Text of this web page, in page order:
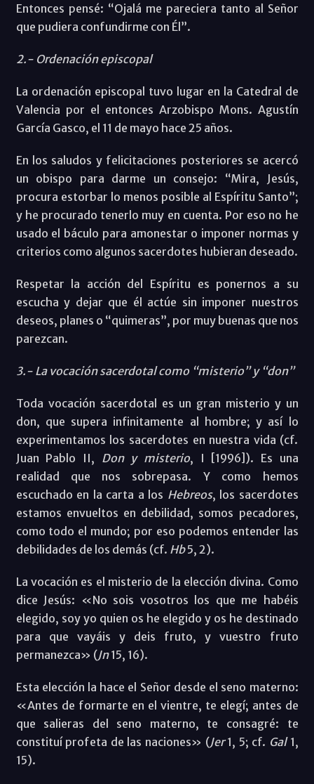
Entonces pensé: “Ojalá me pareciera tanto al Señor
que pudiera confundirme con Él”.
2.- Ordenación episcopal
La ordenación episcopal tuvo lugar en la Catedral de
Valencia por el entonces Arzobispo Mons. Agustín
García Gasco, el 11 de mayo hace 25 años.
En los saludos y felicitaciones posteriores se acercó
un obispo para darme un consejo: “Mira, Jesús,
procura estorbar lo menos posible al Espíritu Santo”;
y he procurado tenerlo muy en cuenta. Por eso no he
usado el báculo para amonestar o imponer normas y
criterios como algunos sacerdotes hubieran deseado.
Respetar la acción del Espíritu es ponernos a su
escucha y dejar que él actúe sin imponer nuestros
deseos, planes o “quimeras”, por muy buenas que nos
parezcan.
3.- La vocación sacerdotal como “misterio” y “don”
Toda vocación sacerdotal es un gran misterio y un
don, que supera infinitamente al hombre; y así lo
experimentamos los sacerdotes en nuestra vida (cf.
Juan Pablo II, Don y misterio, I [1996]). Es una
realidad que nos sobrepasa. Y como hemos
escuchado en la carta a los Hebreos, los sacerdotes
estamos envueltos en debilidad, somos pecadores,
como todo el mundo; por eso podemos entender las
debilidades de los demás (cf. Hb5, 2).
La vocación es el misterio de la elección divina. Como
dice Jesús: «No sois vosotros los que me habéis
elegido, soy yo quien os he elegido y os he destinado
para que vayáis y deis fruto, y vuestro fruto
permanezca» (Jn15, 16).
Esta elección la hace el Señor desde el seno materno:
«Antes de formarte en el vientre, te elegí; antes de
que salieras del seno materno, te consagré: te
constituí profeta de las naciones» (Jer1, 5; cf. Gal1,
15).